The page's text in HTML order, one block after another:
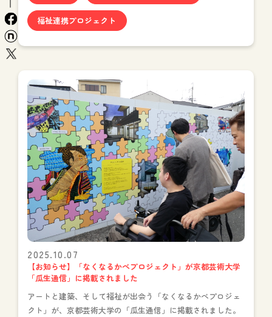
facebook福祉連携プロジェクト
2025.10.07
【お知らせ】「なくなるかべプロジェクト」が京都芸術大学
「瓜生通信」に掲載されました
アートと建築、そして福祉が出会う「なくなるかべプロジェ
クト」が、京都芸術大学の「瓜生通信」に掲載されました。